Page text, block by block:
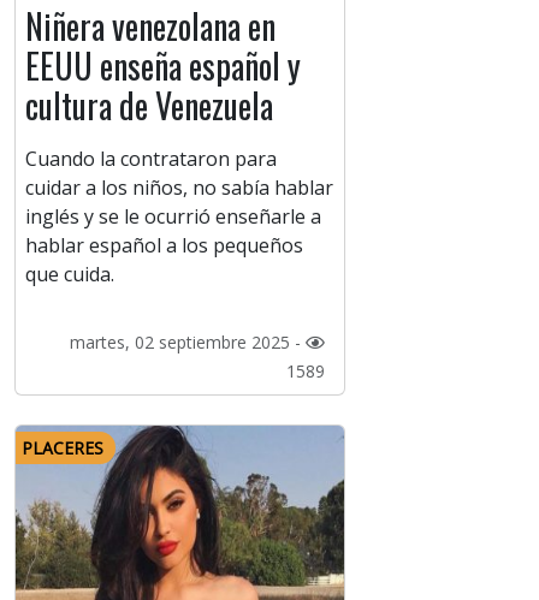
Niñera venezolana en
EEUU enseña español y
cultura de Venezuela
Cuando la contrataron para
cuidar a los niños, no sabía hablar
inglés y se le ocurrió enseñarle a
hablar español a los pequeños
que cuida.
martes, 02 septiembre 2025 -
1589
PLACERES